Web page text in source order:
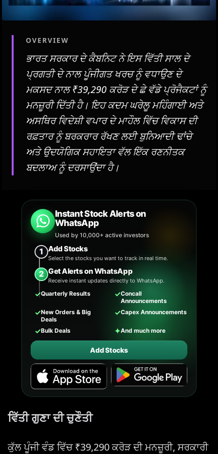
OVERVIEW
ਭਾਰਤ ਸਰਕਾਰ ਦੇ ਕੈਬਨਿਟ ਨੇ ਇਸ ਵਿੱਤੀ ਸਾਲ ਦੇ
ਪ੍ਰਗਤੀ ਦੇ ਨਾਲ ਪੂੰਜੀਗਤ ਖਰਚ ਨੂੰ ਵਧਾਉਣ ਦੇ
ਮਕਸਦ ਨਾਲ ₹39,290 ਕਰੋੜ ਦੇ ਛੇ ਵੱਡੇ ਪ੍ਰੋਜੈਕਟਾਂ ਨੂੰ
ਮਨਜ਼ੂਰੀ ਦਿੱਤੀ ਹੈ। ਇਹ ਕਦਮ ਘਰੇਲੂ ਮਹਿੰਗਾਈ ਅਤੇ
ਅਸਥਿਰ ਵਿਦੇਸ਼ੀ ਵਪਾਰ ਦੇ ਮਾਹੌਲ ਵਿੱਚ ਵਿਕਾਸ ਦੀ
ਰਫ਼ਤਾਰ ਨੂੰ ਬਰਕਰਾਰ ਰੱਖਣ ਲਈ ਬੁਨਿਆਦੀ ਢਾਂਚੇ
ਅਤੇ ਉਦਯੋਗਿਕ ਸਹਾਇਤਾ ਵੱਲ ਇੱਕ ਰਣਨੀਤਕ
ਬਦਲਾਅ ਨੂੰ ਦਰਸਾਉਂਦਾ ਹੈ।
Instant Stock Alerts on
WhatsApp
Used by 10,000+ active investors
1 Add Stocks
Select the stocks you want to track in real time.
2 Get Alerts on WhatsApp
Receive instant updates directly to WhatsApp.
✓Quarterly Results ✓Concall
Announcements
✓New Orders & Big
Deals
✓Capex Announcements
✓Bulk Deals ✦And much more
Add Stocks
ਵਿੱਤੀ ਗੁਣਾ ਦੀ ਚੁਣੌਤੀ
ਕੁੱਲ ਪੂੰਜੀ ਵੰਡ ਵਿੱਚ ₹39,290 ਕਰੋੜ ਦੀ ਮਨਜ਼ੂਰੀ, ਸਰਕਾਰੀ